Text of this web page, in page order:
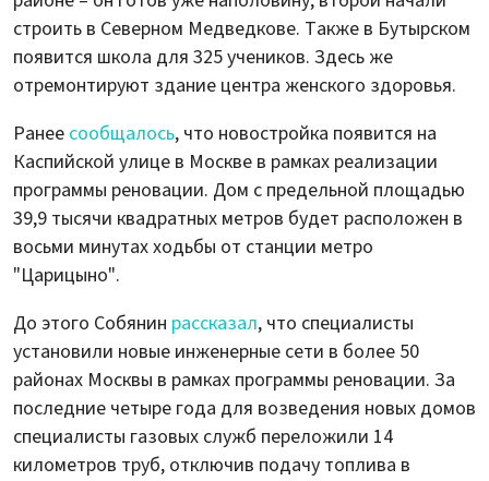
строить в Северном Медведкове. Также в Бутырском
появится школа для 325 учеников. Здесь же
отремонтируют здание центра женского здоровья.
Ранее сообщалось, что новостройка появится на
Каспийской улице в Москве в рамках реализации
программы реновации. Дом с предельной площадью
39,9 тысячи квадратных метров будет расположен в
восьми минутах ходьбы от станции метро
"Царицыно".
До этого Собянин рассказал, что специалисты
установили новые инженерные сети в более 50
районах Москвы в рамках программы реновации. За
последние четыре года для возведения новых домов
специалисты газовых служб переложили 14
километров труб, отключив подачу топлива в